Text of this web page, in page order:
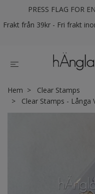
PRESS FLAG FOR
Frakt från 39kr - Fri frakt
Hem
Clear Stamps
Clear Stamps - Långa